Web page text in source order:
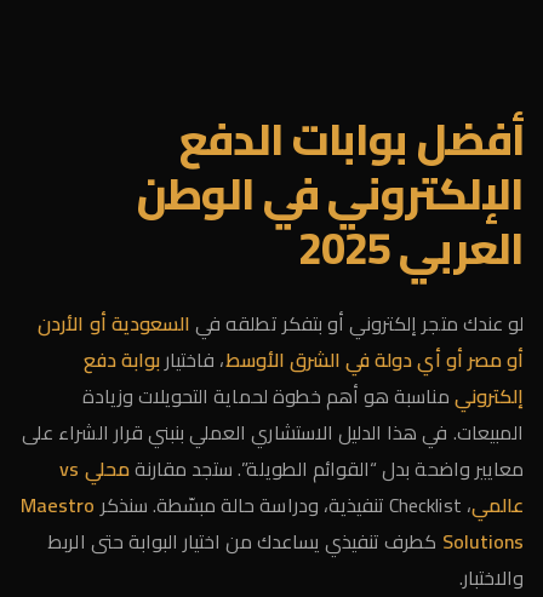
أفضل بوابات الدفع
الإلكتروني في الوطن
العربي 2025
لو عندك متجر إلكتروني أو بتفكر تطلقه فيالسعودية أو الأردن
أو مصر أو أي دولة في الشرق الأوسط، فاختياربوابة دفع
إلكترونيمناسبة هو أهم خطوة لحماية التحويلات وزيادة
المبيعات. في هذا الدليل الاستشاري العملي بنبني قرار الشراء على
معايير واضحة بدل “القوائم الطويلة”. ستجد مقارنة
محلي vs
عالمي، Checklist تنفيذية، ودراسة حالة مبسّطة. سنذكر
Maestro
Solutions كطرف تنفيذي يساعدك من اختيار البوابة حتى الربط
والاختبار.